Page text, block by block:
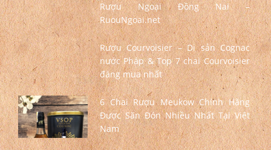
Rượu Ngoại Đồng Nai –
RuouNgoai.net
Rượu Courvoisier – Di sản Cognac
nước Pháp & Top 7 chai Courvoisier
đáng mua nhất
6 Chai Rượu Meukow Chính Hãng
Được Săn Đón Nhiều Nhất Tại Việt
Nam